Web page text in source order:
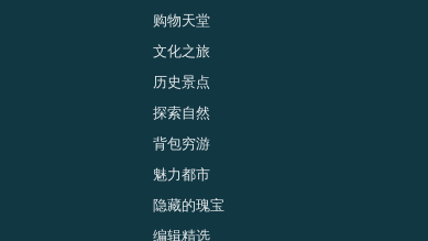
购物天堂
文化之旅
历史景点
探索自然
背包穷游
魅力都市
隐藏的瑰宝
编辑精选